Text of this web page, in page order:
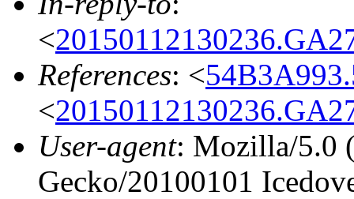
<
References: <
<
User-agent: Mozilla/5.0
Gecko/20100101